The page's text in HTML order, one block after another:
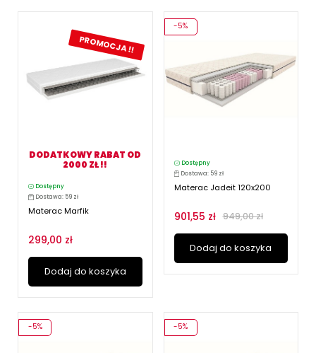
PROMOCJA !!
DODATKOWY RABAT OD
2000 ZŁ !!
Dostępny
Dostawa: 59 zł
Materac Marfik
299,00 zł
Dodaj do koszyka
Dostępny
Dostawa: 59 zł
Materac Jadeit 120x200
901,55 zł 949,00 zł
Dodaj do koszyka
-5%
-5% -5%